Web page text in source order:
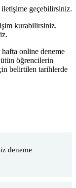
iletişime geçebilirsiniz.
kurabilirsiniz.
online deneme
öğrencilerin
belirtilen tarihlerde
deneme